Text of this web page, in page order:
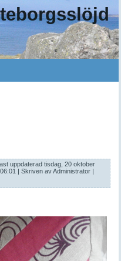
uppdaterad tisdag, 20 oktober
|Skriven av Administrator |